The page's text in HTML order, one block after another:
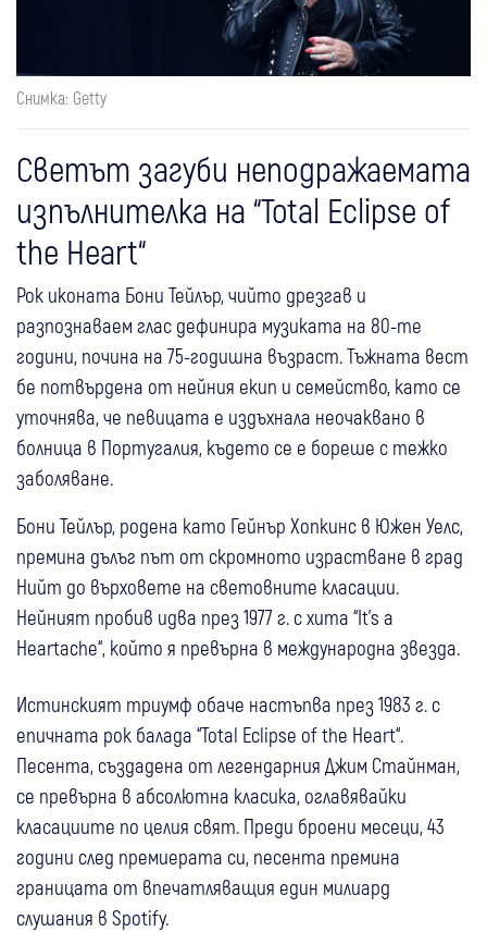
Снимка: Getty
Светът загуби неподражаемата
изпълнителка на “Total Eclipse of
the Heart“
Рок иконата Бони Тейлър, чийто дрезгав и
разпознаваем глас дефинира музиката на 80-те
години, почина на 75-годишна възраст. Тъжната вест
бе потвърдена от нейния екип и семейство, като се
уточнява, че певицата е издъхнала неочаквано в
болница в Португалия, където се е бореше с тежко
заболяване.
Бони Тейлър, родена като Гейнър Хопкинс в Южен Уелс,
премина дълъг път от скромното израстване в град
Нийт до върховете на световните класации.
Нейният пробив идва през 1977 г. с хита “It's a
Heartache“, който я превърна в международна звезда.
Истинският триумф обаче настъпва през 1983 г. с
епичната рок балада “Total Eclipse of the Heart“.
Песента, създадена от легендарния Джим Стайнман,
се превърна в абсолютна класика, оглавявайки
класациите по целия свят. Преди броени месеци, 43
години след премиерата си, песента премина
границата от впечатляващия един милиард
слушания в Spotify.